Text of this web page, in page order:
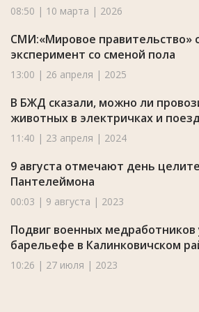
08:50 | 10 марта | 2026
СМИ:«Мировое правительство»
эксперимент со сменой пола
13:00 | 26 апреля | 2025
В БЖД сказали, можно ли
животных в электричках и
11:40 | 23 апреля | 2024
9 августа отмечают день
Пантелеймона
00:03 | 9 августа | 2023
Подвиг военных медработников
барельефе в Калинковичском
10:26 | 27 июля | 2023